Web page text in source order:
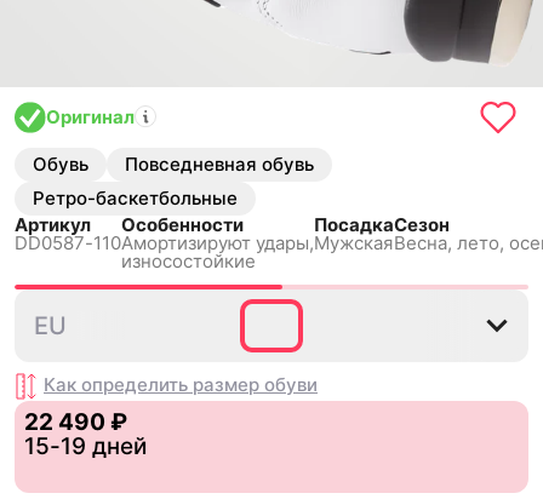
Оригинал
Обувь
Повседневная обувь
Ретро-баскетбольные
Артикул
DD0587-110
Особенности
Амортизируют удары,
износостойкие
Посадка
Мужская
Сезон
Весна, лето,
42.5
EU
Как определить размер обуви
22 490 ₽
15-19 дней